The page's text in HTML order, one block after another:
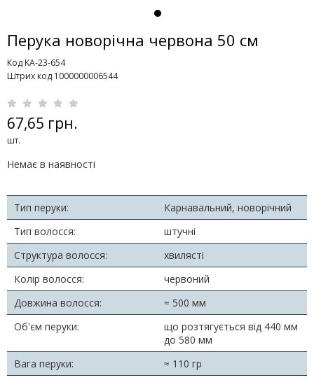
Перука новорічна червона 50 см
Код KA-23-654
Штрих код 1000000006544
67,65 грн.
шт.
Немає в наявності
Тип перуки:
Карнавальний, новорічний
Тип волосся:
штучні
Структура волосся:
хвилясті
Колір волосся:
червоний
Довжина волосся:
≈ 500 мм
Об'єм перуки:
що розтягується від 440 мм
до 580 мм
Вага перуки:
≈ 110 гр